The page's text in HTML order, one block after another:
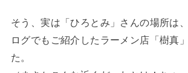
そう、実は「ひろとみ」さんの場所は
ログでもご紹介したラーメン店「樹真
た。